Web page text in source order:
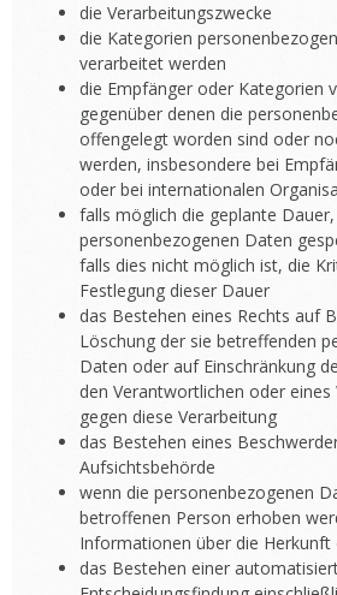
die Verarbeitungszwecke
die Kategorien
verarbeitet werden
die Empfänger oder Kategorien
gegenüber denen die
offengelegt worden sind oder
werden, insbesondere bei
oder bei internationalen
falls möglich die geplante
personenbezogenen Daten
falls dies nicht möglich ist, die
Festlegung dieser Dauer
das Bestehen eines Rechts auf
Löschung der sie betreffenden
Daten oder auf Einschränkung
den Verantwortlichen oder eines
gegen diese Verarbeitung
das Bestehen eines
Aufsichtsbehörde
wenn die personenbezogenen
betroffenen Person erhoben
Informationen über die Herkunft
das Bestehen einer